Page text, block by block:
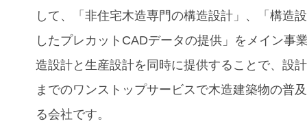
して、「⾮住宅⽊造専⾨の構造設計」、「構造
したプレカットCADデータの提供」をメイン事
造設計と⽣産設計を同時に提供することで、設
までのワンストップサービスで木造建築物の普
る会社です。